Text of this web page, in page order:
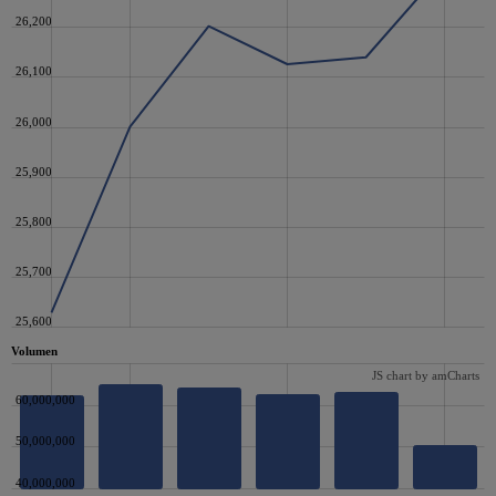
25,600
25,700
25,800
25,900
26,000
26,100
26,200
Volumen
40,000,000
50,000,000
60,000,000
JS chart by amCharts